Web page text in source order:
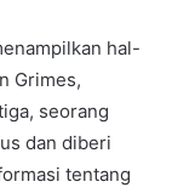
hal-
Grimes,
seorang
dan diberi
tentang